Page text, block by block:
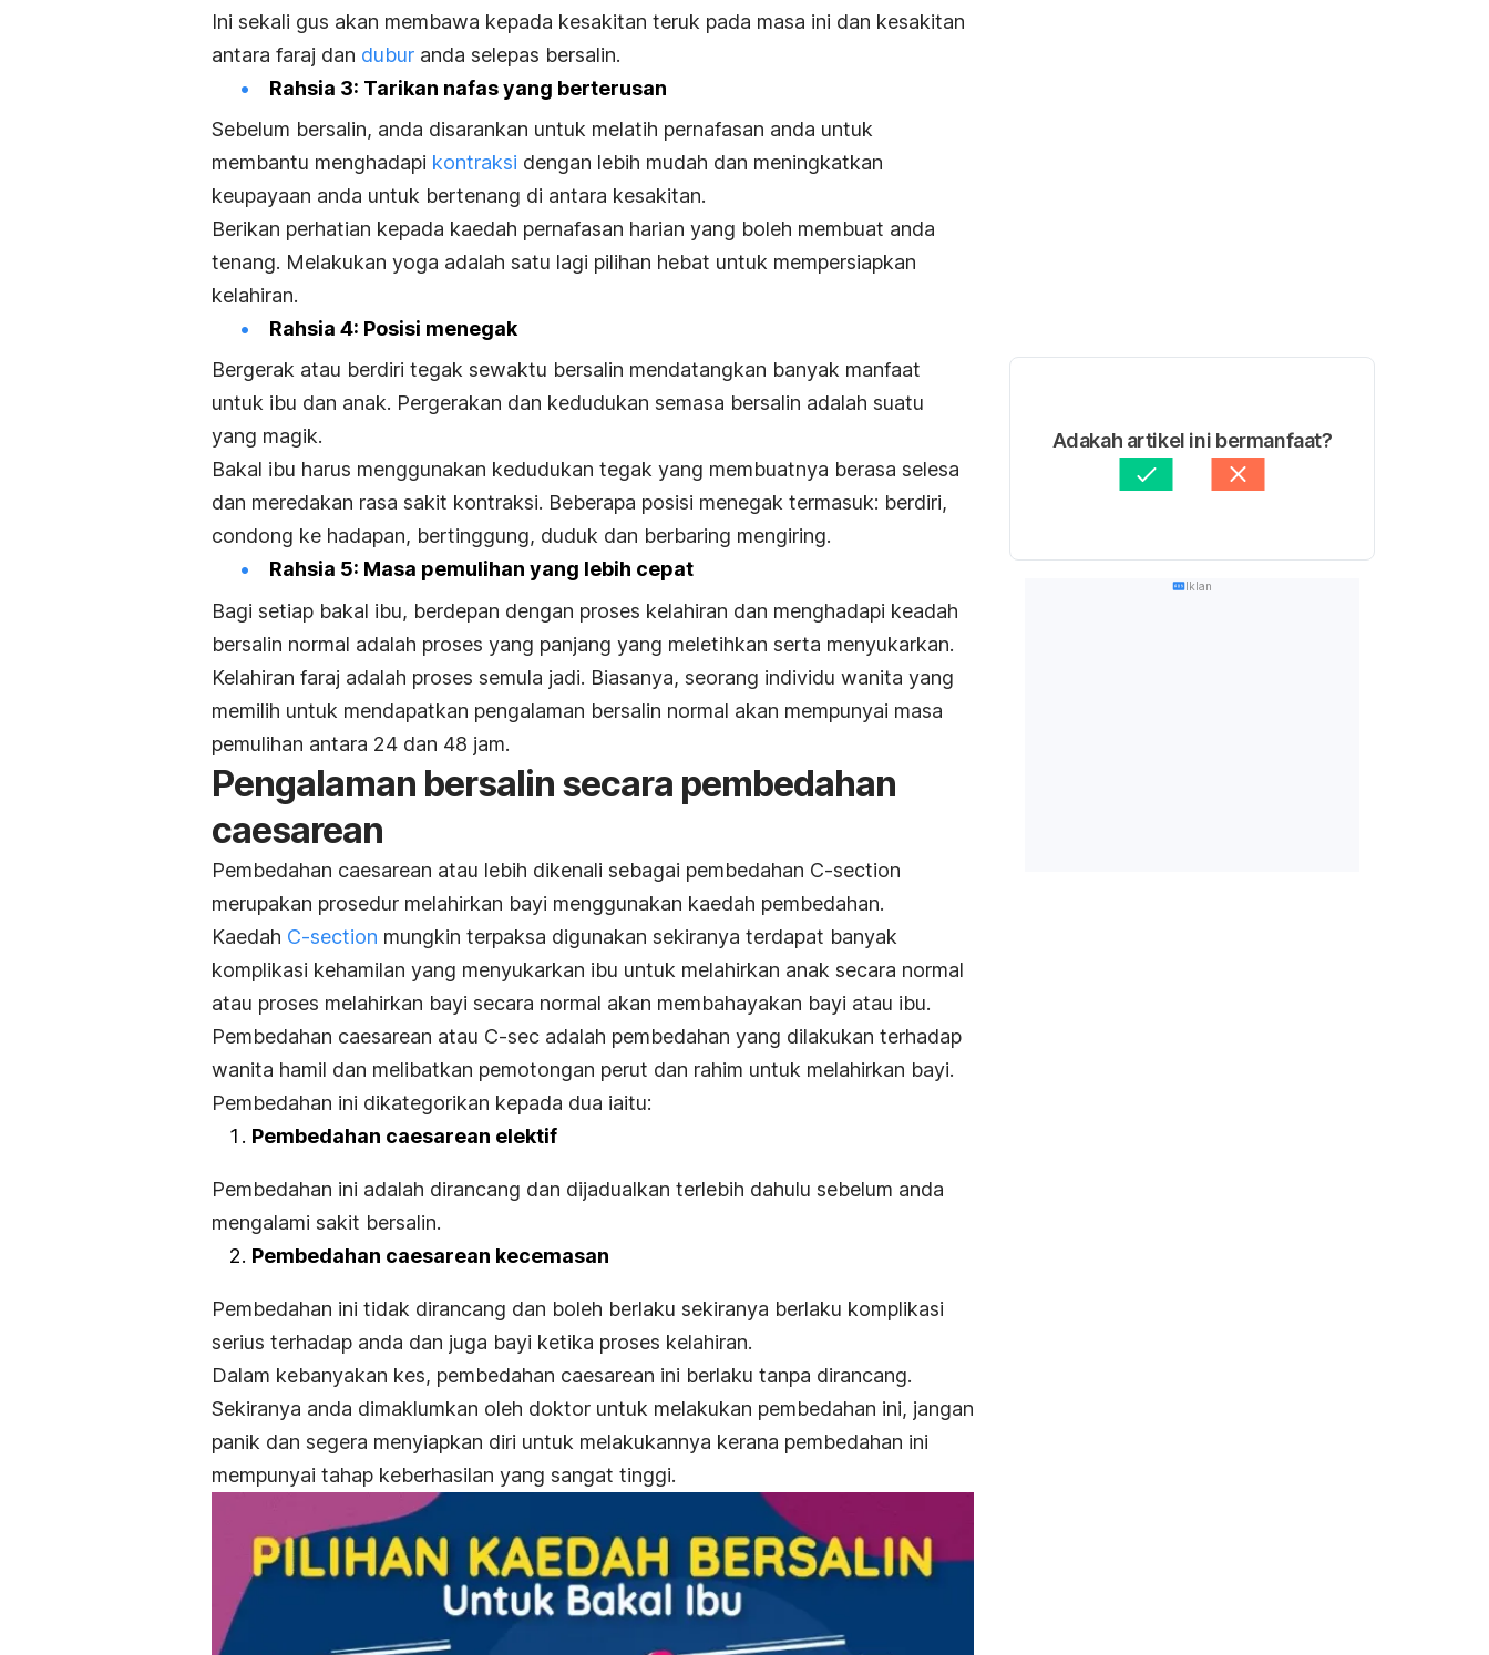
Ini sekali gus akan membawa kepada kesakitan teruk pada masa ini dan kesakitan
antara faraj dan dubur anda selepas bersalin.
Rahsia 3: Tarikan nafas yang berterusan
Sebelum bersalin, anda disarankan untuk melatih pernafasan anda untuk
membantu menghadapi kontraksi dengan lebih mudah dan meningkatkan
keupayaan anda untuk bertenang di antara kesakitan.
Berikan perhatian kepada kaedah pernafasan harian yang boleh membuat anda
tenang. Melakukan yoga adalah satu lagi pilihan hebat untuk mempersiapkan
kelahiran.
Rahsia 4: Posisi menegak
Bergerak atau berdiri tegak sewaktu bersalin mendatangkan banyak manfaat
untuk ibu dan anak. Pergerakan dan kedudukan semasa bersalin adalah suatu
yang magik.
Bakal ibu harus menggunakan kedudukan tegak yang membuatnya berasa selesa
dan meredakan rasa sakit kontraksi. Beberapa posisi menegak termasuk: berdiri,
condong ke hadapan, bertinggung, duduk dan berbaring mengiring.
Rahsia 5: Masa pemulihan yang lebih cepat
Bagi setiap bakal ibu, berdepan dengan proses kelahiran dan menghadapi keadah
bersalin normal adalah proses yang panjang yang meletihkan serta menyukarkan.
Kelahiran faraj adalah proses semula jadi. Biasanya, seorang individu wanita yang
memilih untuk mendapatkan pengalaman bersalin normal akan mempunyai masa
pemulihan antara 24 dan 48 jam.
Pengalaman bersalin secara pembedahan
caesarean
Pembedahan caesarean atau lebih dikenali sebagai pembedahan C-section
merupakan prosedur melahirkan bayi menggunakan kaedah pembedahan.
Kaedah C-section mungkin terpaksa digunakan sekiranya terdapat banyak
komplikasi kehamilan yang menyukarkan ibu untuk melahirkan anak secara normal
atau proses melahirkan bayi secara normal akan membahayakan bayi atau ibu.
Pembedahan caesarean atau C-sec adalah pembedahan yang dilakukan terhadap
wanita hamil dan melibatkan pemotongan perut dan rahim untuk melahirkan bayi.
Pembedahan ini dikategorikan kepada dua iaitu:
Pembedahan caesarean elektif
Pembedahan ini adalah dirancang dan dijadualkan terlebih dahulu sebelum anda
mengalami sakit bersalin.
Pembedahan caesarean kecemasan
Pembedahan ini tidak dirancang dan boleh berlaku sekiranya berlaku komplikasi
serius terhadap anda dan juga bayi ketika proses kelahiran.
Dalam kebanyakan kes, pembedahan caesarean ini berlaku tanpa dirancang.
Sekiranya anda dimaklumkan oleh doktor untuk melakukan pembedahan ini, jangan
panik dan segera menyiapkan diri untuk melakukannya kerana pembedahan ini
mempunyai tahap keberhasilan yang sangat tinggi.
Adakah artikel ini bermanfaat?
Iklan